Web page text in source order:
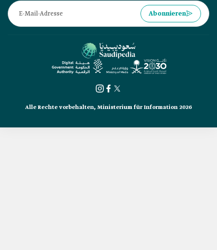
Abonnieren
Alle Rechte vorbehalten, Ministerium für Information 2026